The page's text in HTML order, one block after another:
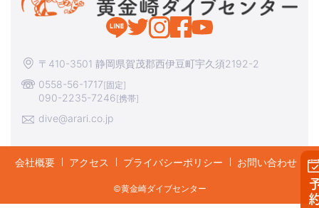
〒410-3501 静岡県賀茂郡西伊豆町宇久須2192-2
0558-56-1717[固定]
090-2235-7246[携帯]
dive@arari.co.jp
会社概要 アクセス プライバシーポリシー お問い合わせ
©︎黄金崎ダイブセンター